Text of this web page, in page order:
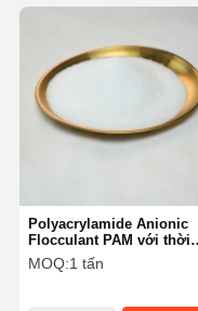
Polyacrylamide Anionic
Flocculant PAM với thời
gian hòa tan≤60 phút
MOQ:1 tấn